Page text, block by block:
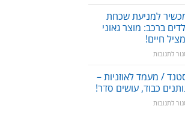
חניכיים
פיתרון
טבעי
לאין-אונות
/
בעיות
/
תערובת
לרכישה
באתר
לוקו0ט
+
וידאו
למניעת שכחת
ברכב: מוצר גאוני
חיים!
לתגובותעל
למניעת
שכחת
ילדים
ברכב:
/ מעמד לאוזניות –
כבוד, עושים סדר!
לתגובותעל